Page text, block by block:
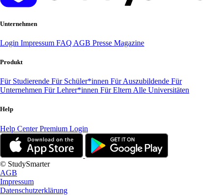
Unternehmen
Login Impressum FAQ AGB Presse Magazine
Produkt
Für Studierende Für Schüler*innen Für Auszubildende Für
Unternehmen Für Lehrer*innen Für Eltern Alle Universitäten
Help
Help CenterPremium Login
© StudySmarter
AGB
Impressum
Datenschutzerklärung